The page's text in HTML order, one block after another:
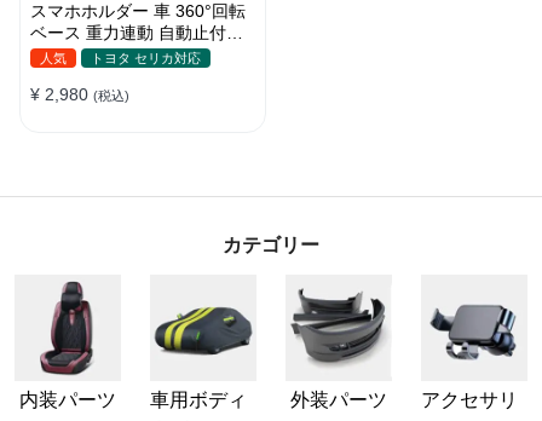
スマホホルダー 車 360°回転
ベース 重力連動 自動止付け
車 スマホスタンド 車載 携帯
車用 エアコン吹き出し口 取
人気 トヨタ セリカ対応
¥ 2,980 (税込)
カテゴリー
内装パーツ
車用ボディ
外装パーツ
アクセサリ